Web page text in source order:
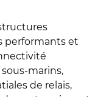
performants et
marins,
de relais,